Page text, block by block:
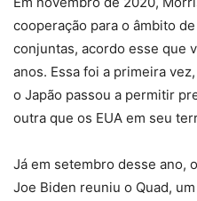
cooperação para o âmbito
conjuntas, acordo esse que
anos. Essa foi a primeira
o Japão passou a permitir
outra que os EUA em seu
Já em setembro desse ano,
Joe Biden reuniu o Quad,